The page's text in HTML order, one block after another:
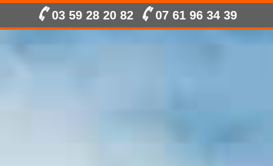
03 59 28 20 82 07 61 96 34 39